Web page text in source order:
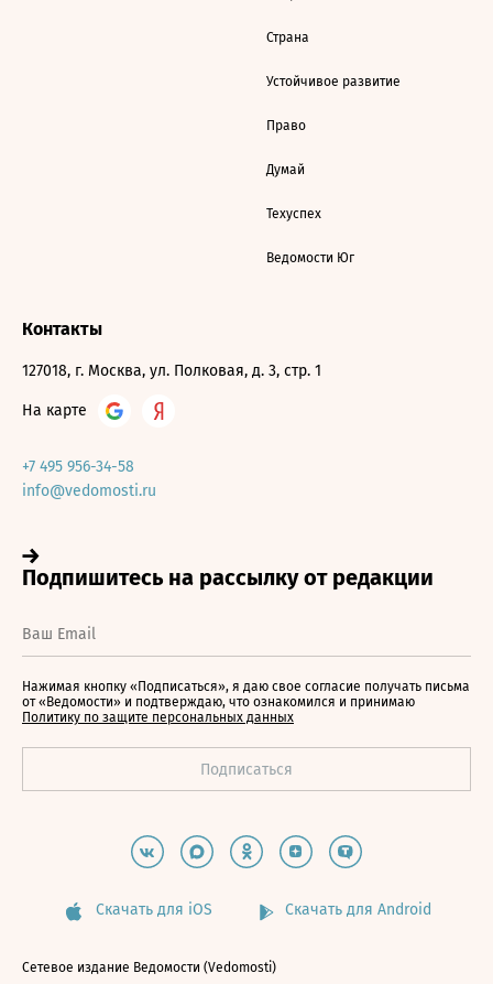
Страна
Устойчивое развитие
Право
Думай
Техуспех
Ведомости Юг
Контакты
127018, г. Москва, ул. Полковая, д. 3, стр. 1
На карте
+7 495 956-34-58
info@vedomosti.ru
Нажимая кнопку «Подписаться», я даю свое согласие получать письма
от «Ведомости» и подтверждаю, что ознакомился и принимаю
Политику по защите персональных данных
Скачать для iOS Скачать для Android
Сетевое издание Ведомости (Vedomosti)